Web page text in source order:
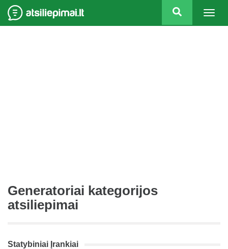
Generatoriai kategorijos
atsiliepimai
Statybiniai Įrankiai